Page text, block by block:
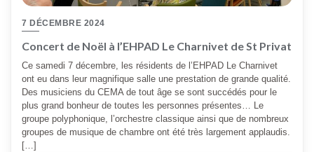
7 DÉCEMBRE 2024
Concert de Noël à l’EHPAD Le Charnivet de St Privat
Ce samedi 7 décembre, les résidents de l’EHPAD Le Charnivet
ont eu dans leur magnifique salle une prestation de grande qualité.
Des musiciens du CEMA de tout âge se sont succédés pour le
plus grand bonheur de toutes les personnes présentes… Le
groupe polyphonique, l’orchestre classique ainsi que de nombreux
groupes de musique de chambre ont été très largement applaudis.
[…]